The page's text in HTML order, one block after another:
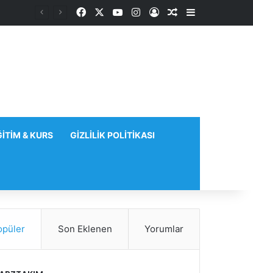
FacebookYouTubeInstagram
Kayıt OlRastgele Makale
Kenar
& KURS GIZLILIK POLITIKASI
Son Eklenen Yorumlar